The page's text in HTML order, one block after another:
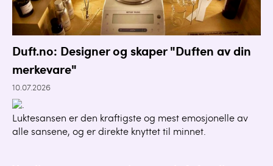
Duft.no: Designer og skaper "Duften av din
merkevare"
10.07.2026
Luktesansen er den kraftigste og mest emosjonelle av
alle sansene, og er direkte knyttet til minnet.